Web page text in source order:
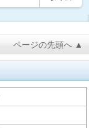
ページの先頭へ ▲